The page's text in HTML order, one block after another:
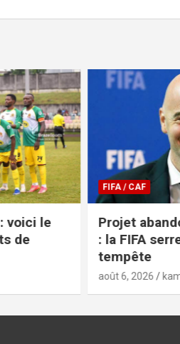
FIFA / CAF
Projet abandonné et
: la FIFA serre les
août 6, 2026 kamerfoot